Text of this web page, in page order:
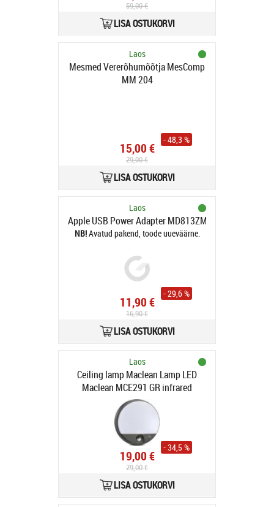
59,00 €
LISA OSTUKORVI
Laos
Mesmed Vererõhumõõtja MesComp
MM 204
15,00 €
- 48,3 %
29,00 €
LISA OSTUKORVI
Laos
Apple USB Power Adapter MD813ZM/A
Avatud pakend, toode uueväärne.
11,90 €
- 29,6 %
16,90 €
LISA OSTUKORVI
Laos
Ceiling lamp Maclean Lamp LED
Maclean MCE291 GR infrared
motion sensor 1100lm 15W IP54
19,00 €
- 34,5 %
29,00 €
LISA OSTUKORVI